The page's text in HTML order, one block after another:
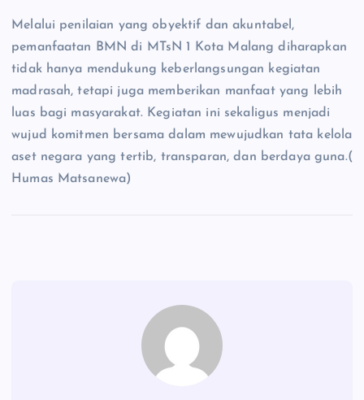
Melalui penilaian yang obyektif dan akuntabel,
pemanfaatan BMN di MTsN 1 Kota Malang diharapkan
tidak hanya mendukung keberlangsungan kegiatan
madrasah, tetapi juga memberikan manfaat yang lebih
luas bagi masyarakat. Kegiatan ini sekaligus menjadi
wujud komitmen bersama dalam mewujudkan tata kelola
aset negara yang tertib, transparan, dan berdaya guna.(
Humas Matsanewa)